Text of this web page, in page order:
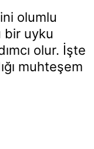
olumlu
bir uyku
olur. İşte
muhteşem